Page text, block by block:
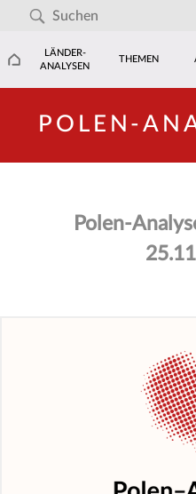
LÄNDER-
ANALYSEN
THEMEN
POLEN-
Polen-